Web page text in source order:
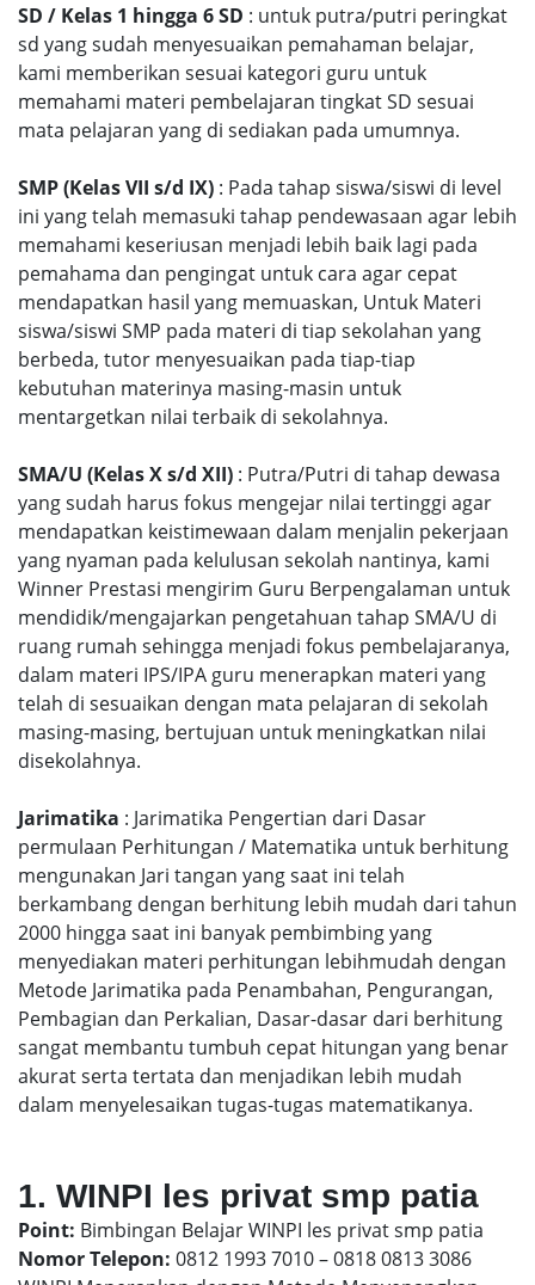
SD / Kelas 1 hingga 6 SD : untuk putra/putri peringkat
sd yang sudah menyesuaikan pemahaman belajar,
kami memberikan sesuai kategori guru untuk
memahami materi pembelajaran tingkat SD sesuai
mata pelajaran yang di sediakan pada umumnya.
SMP (Kelas VII s/d IX) : Pada tahap siswa/siswi di level
ini yang telah memasuki tahap pendewasaan agar lebih
memahami keseriusan menjadi lebih baik lagi pada
pemahama dan pengingat untuk cara agar cepat
mendapatkan hasil yang memuaskan, Untuk Materi
siswa/siswi SMP pada materi di tiap sekolahan yang
berbeda, tutor menyesuaikan pada tiap-tiap
kebutuhan materinya masing-masin untuk
mentargetkan nilai terbaik di sekolahnya.
SMA/U (Kelas X s/d XII) : Putra/Putri di tahap dewasa
yang sudah harus fokus mengejar nilai tertinggi agar
mendapatkan keistimewaan dalam menjalin pekerjaan
yang nyaman pada kelulusan sekolah nantinya, kami
Winner Prestasi mengirim Guru Berpengalaman untuk
mendidik/mengajarkan pengetahuan tahap SMA/U di
ruang rumah sehingga menjadi fokus pembelajaranya,
dalam materi IPS/IPA guru menerapkan materi yang
telah di sesuaikan dengan mata pelajaran di sekolah
masing-masing, bertujuan untuk meningkatkan nilai
disekolahnya.
Jarimatika : Jarimatika Pengertian dari Dasar
permulaan Perhitungan / Matematika untuk berhitung
mengunakan Jari tangan yang saat ini telah
berkambang dengan berhitung lebih mudah dari tahun
2000 hingga saat ini banyak pembimbing yang
menyediakan materi perhitungan lebihmudah dengan
Metode Jarimatika pada Penambahan, Pengurangan,
Pembagian dan Perkalian, Dasar-dasar dari berhitung
sangat membantu tumbuh cepat hitungan yang benar
akurat serta tertata dan menjadikan lebih mudah
dalam menyelesaikan tugas-tugas matematikanya.
1. WINPI les privat smp patia
Point: Bimbingan Belajar WINPI les privat smp patia
Nomor Telepon: 0812 1993 7010 – 0818 0813 3086